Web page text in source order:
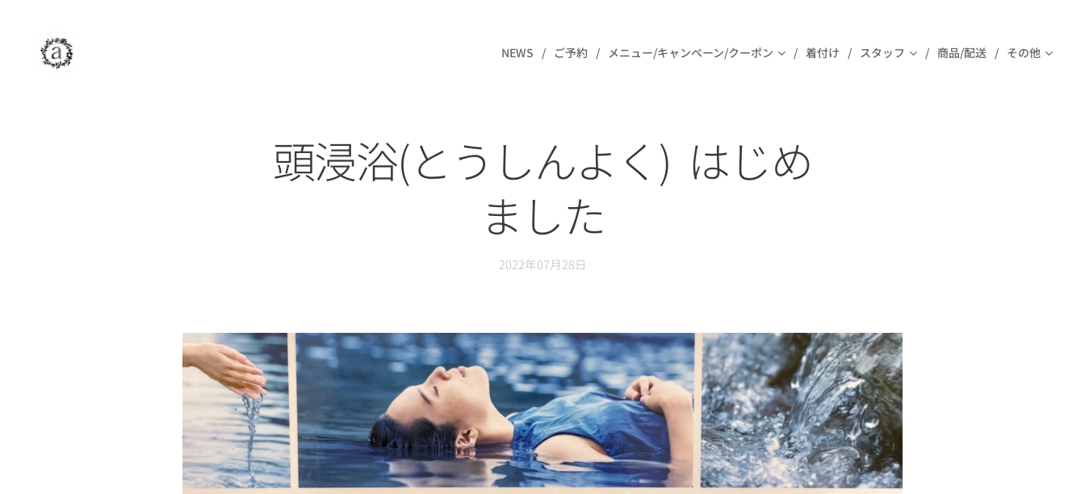
NEWS ご予約 メニュー/キャンペーン/クーポン 着付け スタッフ 商品/配送 その他
頭浸浴(とうしんよく) はじめ
ました
2022年07月28日